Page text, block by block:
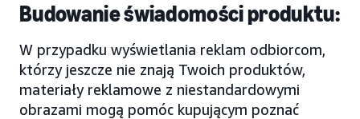
Budowanie świadomości produktu:
W przypadku wyświetlania reklam odbiorcom,
którzy jeszcze nie znają Twoich produktów,
materiały reklamowe z niestandardowymi
obrazami mogą pomóc kupującym poznać